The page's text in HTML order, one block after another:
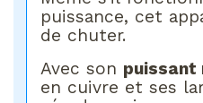
puissance, cet
de chuter.
Avec son puissant
en cuivre et ses